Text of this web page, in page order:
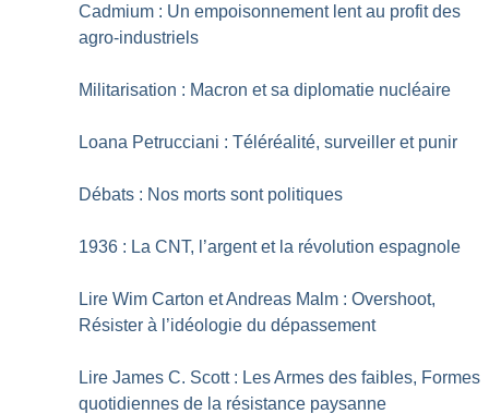
Cadmium : Un empoisonnement lent au profit des
agro-industriels
Militarisation : Macron et sa diplomatie nucléaire
Loana Petrucciani : Téléréalité, surveiller et punir
Débats : Nos morts sont politiques
1936 : La CNT, l’argent et la révolution espagnole
Lire Wim Carton et Andreas Malm : Overshoot,
Résister à l’idéologie du dépassement
Lire James C. Scott : Les Armes des faibles, Formes
quotidiennes de la résistance paysanne